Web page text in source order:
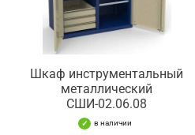
Шкаф инструментальный
металлический
СШИ-02.06.08
в наличии